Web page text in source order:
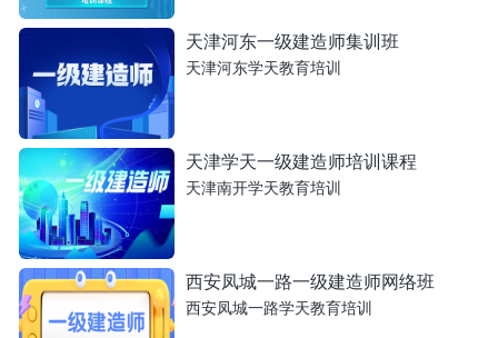
天津河东一级建造师集训班
天津河东学天教育培训
天津学天一级建造师培训课程
天津南开学天教育培训
西安凤城一路一级建造师网络班
西安凤城一路学天教育培训